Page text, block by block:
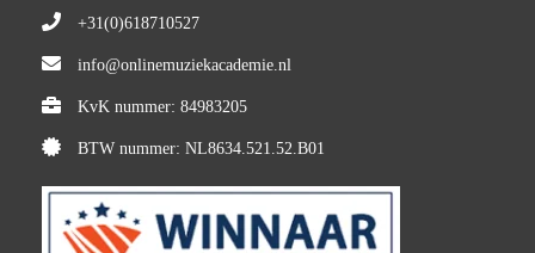
+31(0)618710527
info@onlinemuziekacademie.nl
KvK nummer: 84983205
BTW nummer: NL8634.521.52.B01